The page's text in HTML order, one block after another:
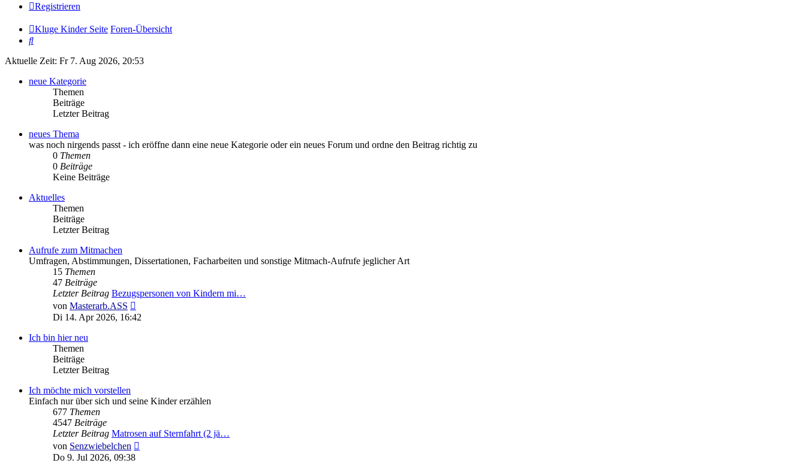
Registrieren
Kluge Kinder Seite Foren-Übersicht
Suche
Aktuelle Zeit: Fr 7. Aug 2026, 20:53
neue Kategorie
Themen
Beiträge
Letzter Beitrag
neues Thema
was noch nirgends passt - ich eröffne dann eine neue Kategorie oder ein neues Forum und ordne den Beitrag richtig zu
0 Themen
0 Beiträge
Keine Beiträge
Aktuelles
Themen
Beiträge
Letzter Beitrag
Aufrufe zum Mitmachen
Umfragen, Abstimmungen, Dissertationen, Facharbeiten und sonstige Mitmach-Aufrufe jeglicher Art
15 Themen
47 Beiträge
Letzter Beitrag Bezugspersonen von Kindern mi…
von Masterarb.ASS
Beitrag
Di 14. Apr 2026, 16:42
Ich bin hier neu
Themen
Beiträge
Letzter Beitrag
Ich möchte mich vorstellen
Einfach nur über sich und seine Kinder erzählen
677 Themen
4547 Beiträge
Letzter Beitrag Matrosen auf Sternfahrt (2 jä…
von Senzwiebelchen
Do 9. Jul 2026, 09:38